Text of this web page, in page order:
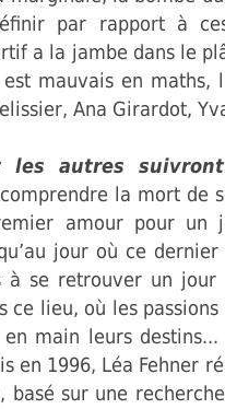
par rapport à
a la jambe dans le
mauvais en
Ana Girardot,
les autres
la mort de
amour pour un
jour où ce
à se retrouver un jour
ce lieu, où les passions
main leurs destins...
en 1996, Léa Fehner
sur une